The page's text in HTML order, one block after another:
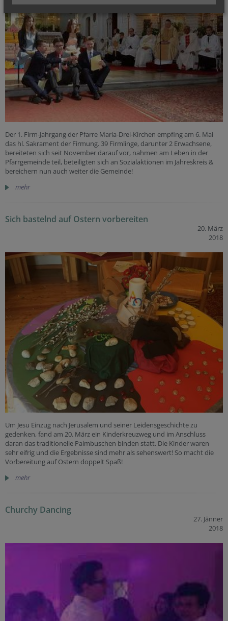
Der 1. Firm-Jahrgang der Pfarre Maria-Drei-Kirchen empfing am 6. Mai
das hl. Sakrament der Firmung. 39 Firmlinge, darunter 2 Erwachsene,
bereiteten sich seit November darauf vor, nahmen am Leben in der
Pfarrgemeinde teil, beteiligten sich an Sozialaktionen im Jahreskreis &
bereichern nun auch weiter die Gemeinde!
mehr
Sich bastelnd auf Ostern vorbereiten
20. März
2018
Um Jesu Einzug nach Jerusalem und seiner Leidensgeschichte zu
gedenken, fand am 20. März ein Kinderkreuzweg und im Anschluss
daran das traditionelle Palmbuschen binden statt. Die Kinder waren
sehr eifrig und die Ergebnisse sind mehr als sehenswert! So macht die
Vorbereitung auf Ostern doppelt Spaß!
mehr
Churchy Dancing
27. Jänner
2018